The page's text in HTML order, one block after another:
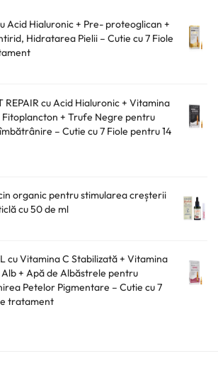
Hidratarea Pielii – Cutie cu 7 Fiole
Fitoplancton + Trufe Negre pentru
– Cutie cu 7 Fiole pentru 14
cu 50 de ml
+ Apă de Albăstrele pentru
Petelor Pigmentare – Cutie cu 7
tratament